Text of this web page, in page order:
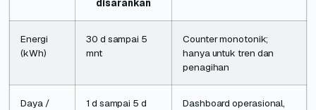
disarankan
Energi
(kWh)
30 d sampai 5
mnt
Counter monotonik;
hanya untuk tren dan
penagihan
Daya /
1 d sampai 5 d
Dashboard operasional,